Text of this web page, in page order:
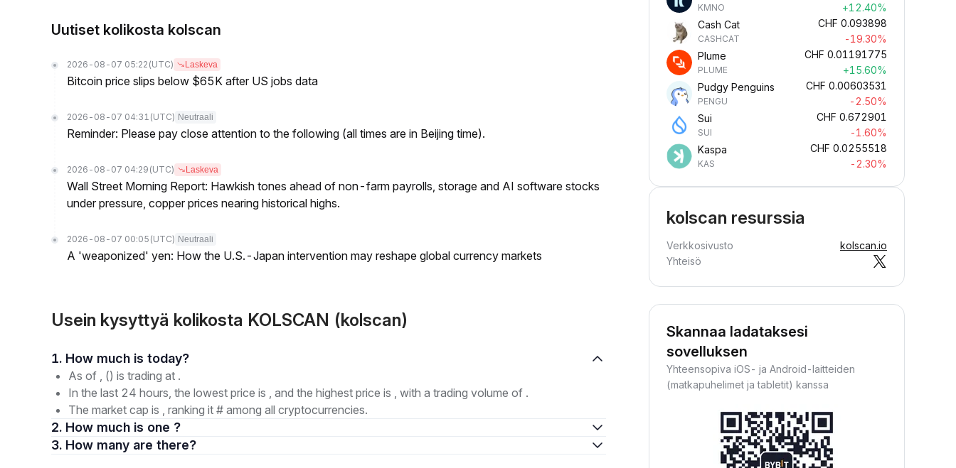
Uutiset kolikosta kolscan
2026-08-07 05:22 (UTC) Laskeva
Bitcoin price slips below $65K after US jobs data
2026-08-07 04:31 (UTC) Neutraali
Reminder: Please pay close attention to the following (all times are in Beijing time).
2026-08-07 04:29 (UTC) Laskeva
Wall Street Morning Report: Hawkish tones ahead of non-farm payrolls, storage and AI software stocks
under pressure, copper prices nearing historical highs.
2026-08-07 00:05 (UTC) Neutraali
A 'weaponized' yen: How the U.S.-Japan intervention may reshape global currency markets
Usein kysyttyä kolikosta KOLSCAN (kolscan)
1. How much is today?
As of , () is trading at .
In the last 24 hours, the lowest price is , and the highest price is , with a trading volume of .
The market cap is , ranking it # among all cryptocurrencies.
2. How much is one ?
3. How many are there?
KMNO
+12.40%
Cash Cat
CASHCAT
CHF 0.093898
-19.30%
Plume
PLUME
CHF 0.01191775
+15.60%
Pudgy Penguins
PENGU
CHF 0.00603531
-2.50%
Sui
SUI
CHF 0.672901
-1.60%
Kaspa
KAS
CHF 0.0255518
-2.30%
kolscan resurssia
Verkkosivusto
kolscan.io
Yhteisö
Skannaa ladataksesi
sovelluksen
Yhteensopiva iOS- ja Android-laitteiden
(matkapuhelimet ja tabletit) kanssa